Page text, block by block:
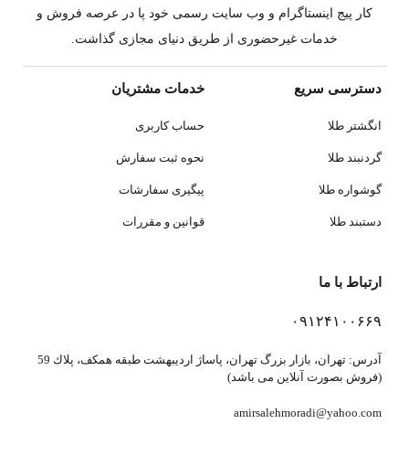
کار پیج اینستاگرام و وب سایت رسمی خود پا در عرصه فروش و
خدمات غیرحضوری از طریق دنیای مجازی گذاشت.
دسترسی سریع
انگشتر طلا
گردنبند طلا
گوشواره طلا
دستبند طلا
خدمات مشتریان
حساب کاربری
نحوه ثبت سفارش
پیگیری سفارشات
قوانین و مقررات
ارتباط با ما
۰۹۱۲۴۱۰۰۶۶۹
آدرس: تهران، بازار بزرگ تهران، پاساژ ارديبهشت طبقه همكف، پلاك 59
(فروش بصورت آنلاین می باشد)
amirsalehmoradi@yahoo.com